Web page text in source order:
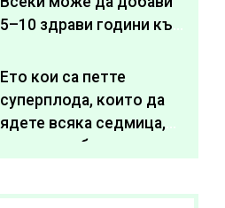
5–10 здрави години към
Ето кои са петте
суперплода, които да
ядете всяка седмица,
за да подобрите